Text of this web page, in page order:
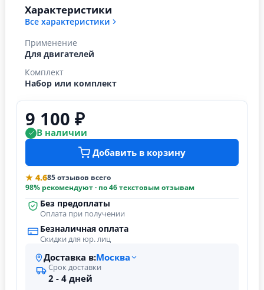
Характеристики
Все характеристики
Применение
Для двигателей
Комплект
Набор или комплект
9 100 ₽
В наличии
Добавить в корзину
★ 4.685 отзывов всего
98% рекомендуют · по 46 текстовым отзывам
Без предоплаты
Оплата при получении
Безналичная оплата
Скидки для юр. лиц
Доставка в:Москва
Срок доставки
2 - 4 дней